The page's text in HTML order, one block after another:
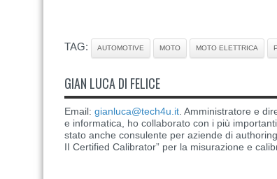
TAG: AUTOMOTIVE MOTO MOTO ELETTRICA
GIAN LUCA DI FELICE
Email: gianluca@tech4u.it . Amministratore e
e informatica, ho collaborato con i più
stato anche consulente per aziende di
II Certified Calibrator” per la misurazione e